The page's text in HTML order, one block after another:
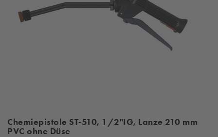
Chemiepistole ST-510, 1/2"IG, Lanze 210 mm
PVC ohne Düse